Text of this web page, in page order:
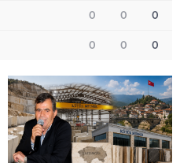
0 0 0
0 0 0